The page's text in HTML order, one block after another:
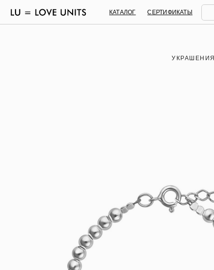
КАТАЛОГ СЕРТИФИКАТЫ
УКРАШЕНИЯ